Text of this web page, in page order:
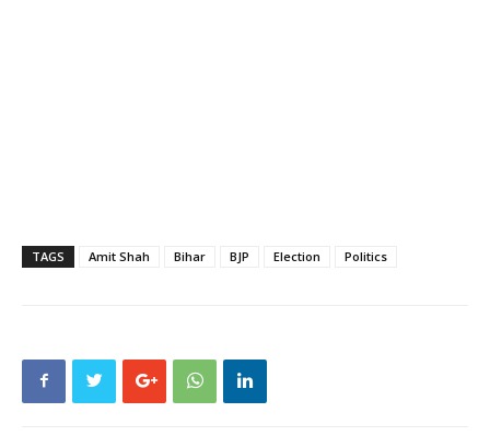
TAGS Amit Shah Bihar BJP Election Politics